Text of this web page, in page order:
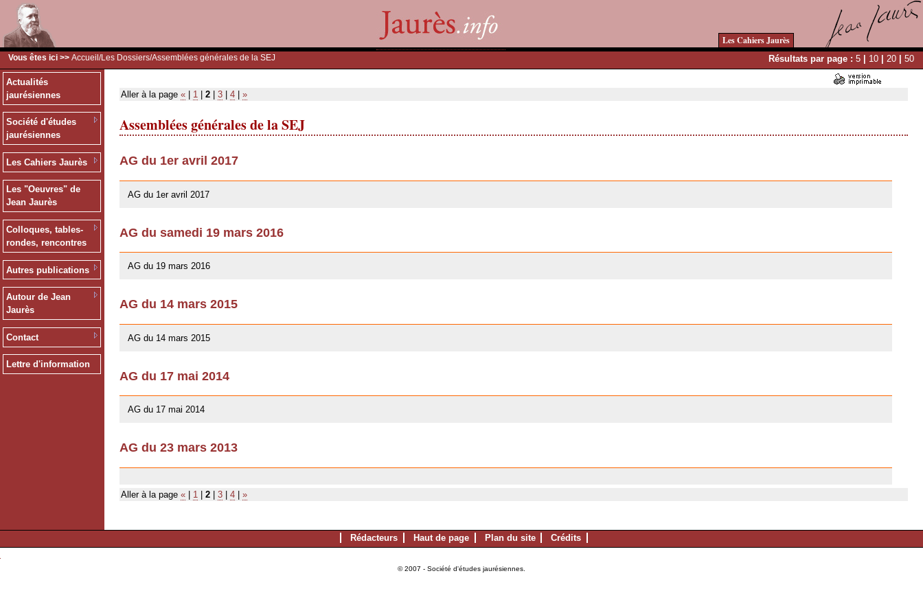
Les Cahiers Jaurès
Vous êtes ici >> Accueil /Les Dossiers/Assemblées générales de la SEJ Résultats par page : 5 | 10 | 20 | 50
Actualités
jaurésiennes
Société d'études
jaurésiennes
Les Cahiers Jaurès
Les "Oeuvres" de
Jean Jaurès
Colloques, tables-
rondes, rencontres
Autres publications
Autour de Jean
Jaurès
Contact
Lettre d'information
Aller à la page « 1 2 3 4 »
Assemblées générales de la SEJ
AG du 1er avril 2017
AG du 1er avril 2017
AG du samedi 19 mars 2016
AG du 19 mars 2016
AG du 14 mars 2015
AG du 14 mars 2015
AG du 17 mai 2014
AG du 17 mai 2014
AG du 23 mars 2013
Aller à la page « 1 2 3 4 »
Rédacteurs Haut de page Plan du site Crédits
© 2007 - Société d'études jaurésiennes.